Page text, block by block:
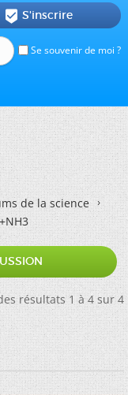
Se souvenir de moi ?
 S'inscrire
de la science
résultats 1 à 4 sur 4